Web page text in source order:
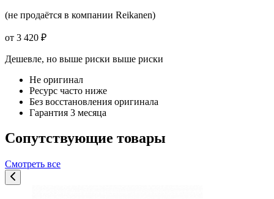
(не продаётся в компании Reikanen)
от 3 420 ₽
Дешевле, но выше риски выше риски
Не оригинал
Ресурс часто ниже
Без восстановления оригинала
Гарантия 3 месяца
Сопутствующие товары
Смотреть все